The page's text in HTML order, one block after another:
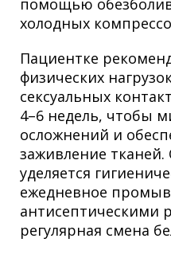
холодных
Пациентке
физических
сексуальных
4–6 недель, чтобы
осложнений и
заживление
уделяется
ежедневное
антисептическими
регулярная смена